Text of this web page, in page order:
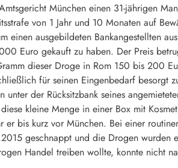
München einen 31-jährigen
von 1 Jahr und 10 Monaten auf
einen ausgebildeten Bankangestellten
Euro gekauft zu haben. Der Preis
dieser Droge in Rom 150 bis 200
für seinen Eingenbedarf besorgt
der Rücksitzbank seines
kleine Menge in einer Box mit
er bis kurz vor München. Bei einer
geschnappt und die Drogen wurden
Handel treiben wollte, konnte nicht